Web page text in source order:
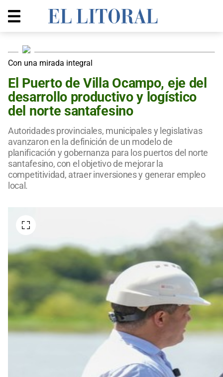
Con una mirada integral
El Puerto de Villa Ocampo, eje del
desarrollo productivo y logístico
del norte santafesino
Autoridades provinciales, municipales y legislativas
avanzaron en la definición de un modelo de
planificación y gobernanza para los puertos del norte
santafesino, con el objetivo de mejorar la
competitividad, atraer inversiones y generar empleo
local.